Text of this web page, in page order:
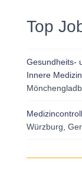
Top
Gesundheits-
Innere
Würzburg,